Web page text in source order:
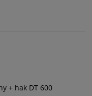
+ hak DT 600